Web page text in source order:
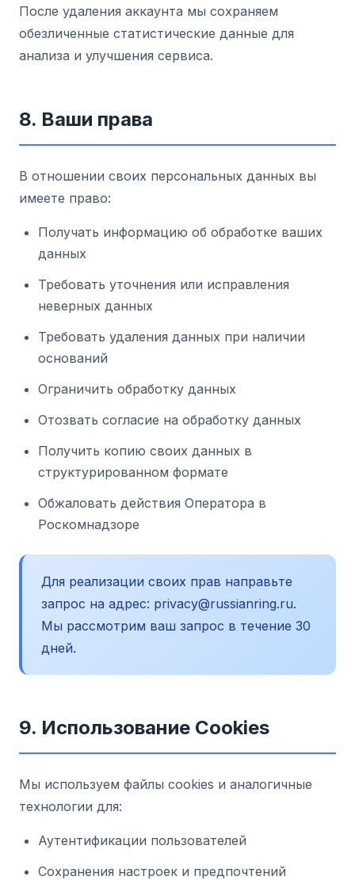
После удаления аккаунта мы сохраняем
обезличенные статистические данные для
анализа и улучшения сервиса.
8. Ваши права
В отношении своих персональных данных вы
имеете право:
Получать информацию об обработке ваших
данных
Требовать уточнения или исправления
неверных данных
Требовать удаления данных при наличии
оснований
Ограничить обработку данных
Отозвать согласие на обработку данных
Получить копию своих данных в
структурированном формате
Обжаловать действия Оператора в
Роскомнадзоре
Для реализации своих прав направьте
запрос на адрес: privacy@russianring.ru.
Мы рассмотрим ваш запрос в течение 30
дней.
9. Использование Cookies
Мы используем файлы cookies и аналогичные
технологии для:
Аутентификации пользователей
Сохранения настроек и предпочтений